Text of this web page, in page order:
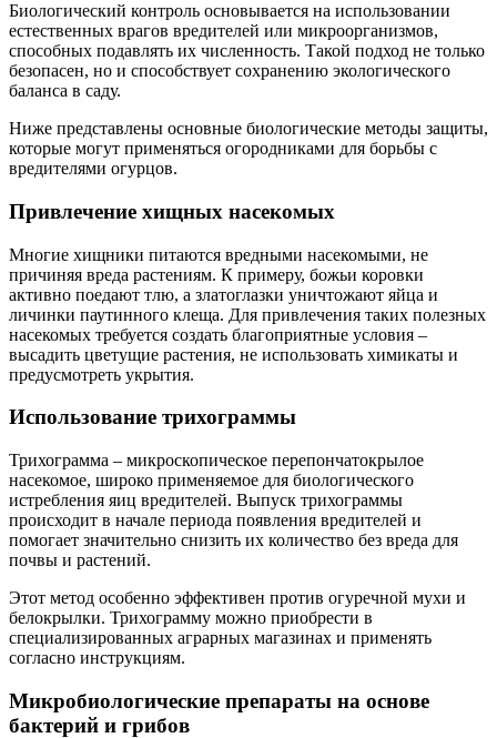
Биологический контроль основывается на использовании
естественных врагов вредителей или микроорганизмов,
способных подавлять их численность. Такой подход не только
безопасен, но и способствует сохранению экологического
баланса в саду.
Ниже представлены основные биологические методы защиты,
которые могут применяться огородниками для борьбы с
вредителями огурцов.
Привлечение хищных насекомых
Многие хищники питаются вредными насекомыми, не
причиняя вреда растениям. К примеру, божьи коровки
активно поедают тлю, а златоглазки уничтожают яйца и
личинки паутинного клеща. Для привлечения таких полезных
насекомых требуется создать благоприятные условия –
высадить цветущие растения, не использовать химикаты и
предусмотреть укрытия.
Использование трихограммы
Трихограмма – микроскопическое перепончатокрылое
насекомое, широко применяемое для биологического
истребления яиц вредителей. Выпуск трихограммы
происходит в начале периода появления вредителей и
помогает значительно снизить их количество без вреда для
почвы и растений.
Этот метод особенно эффективен против огуречной мухи и
белокрылки. Трихограмму можно приобрести в
специализированных аграрных магазинах и применять
согласно инструкциям.
Микробиологические препараты на основе
бактерий и грибов